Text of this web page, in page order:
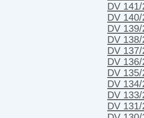
DV
DV
DV
DV
DV
DV
DV
DV
DV
DV